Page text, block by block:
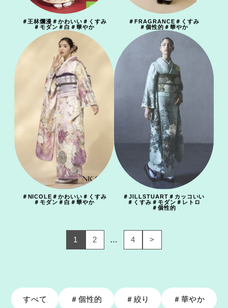
＃王林爛漫 ＃かわいい ＃ くすみ
＃モダン ＃白 ＃華やか
＃FRAGRANCE ＃ くすみ
＃個性的 ＃ 華やか
＃ NICOLE ＃かわいい ＃ くすみ
＃モダン ＃白 ＃華やか
＃JILLSTUART ＃ カッコいい
＃ くすみ ＃ モダン ＃ レトロ
＃ 個性的
1 2 … 4 >
すべて ＃ 個性的 ＃ 絞り ＃ 華やか